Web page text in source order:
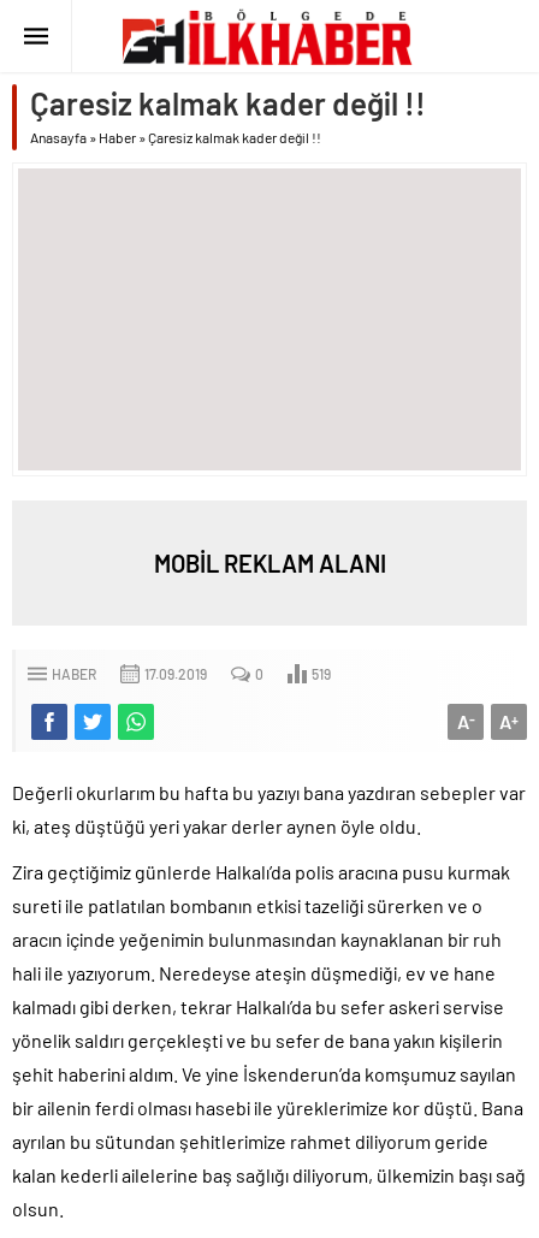
Çaresiz kalmak kader değil !!
Anasayfa » Haber »Çaresiz kalmak kader değil !!
MOBİL REKLAM ALANI
HABER 17.09.2019 0 519
A+
A-
Değerli okurlarım bu hafta bu yazıyı bana yazdıran sebepler var
ki, ateş düştüğü yeri yakar derler aynen öyle oldu.
Zira geçtiğimiz günlerde Halkalı’da polis aracına pusu kurmak
sureti ile patlatılan bombanın etkisi tazeliği sürerken ve o
aracın içinde yeğenimin bulunmasından kaynaklanan bir ruh
hali ile yazıyorum. Neredeyse ateşin düşmediği, ev ve hane
kalmadı gibi derken, tekrar Halkalı’da bu sefer askeri servise
yönelik saldırı gerçekleşti ve bu sefer de bana yakın kişilerin
şehit haberini aldım. Ve yine İskenderun’da komşumuz sayılan
bir ailenin ferdi olması hasebi ile yüreklerimize kor düştü. Bana
ayrılan bu sütundan şehitlerimize rahmet diliyorum geride
kalan kederli ailelerine baş sağlığı diliyorum, ülkemizin başı sağ
olsun.